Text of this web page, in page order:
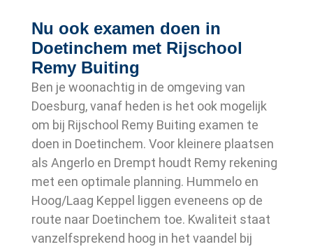
Nu ook examen doen in
Doetinchem met Rijschool
Remy Buiting
Ben je woonachtig in de omgeving van
Doesburg, vanaf heden is het ook mogelijk
om bij Rijschool Remy Buiting examen te
doen in Doetinchem. Voor kleinere plaatsen
als Angerlo en Drempt houdt Remy rekening
met een optimale planning. Hummelo en
Hoog/Laag Keppel liggen eveneens op de
route naar Doetinchem toe. Kwaliteit staat
vanzelfsprekend hoog in het vaandel bij